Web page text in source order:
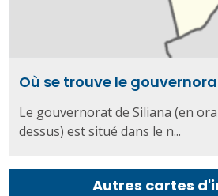
Où se trouve le
Le gouvernorat de Siliana (en
dessus) est situé dans le n...
Autres cartes